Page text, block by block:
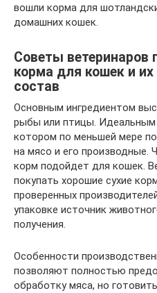
вошли корма для
домашних кошек.
Советы ветеринаров
корма для кошек и
состав
Основным ингредиентом
рыбы или птицы.
котором по меньшей мере
на мясо и его производные.
корм подойдет для кошек.
покупать хорошие сухие
проверенных
упаковке источник
получения.
Особенности
позволяют полностью
обработку мяса, но